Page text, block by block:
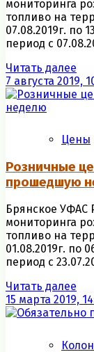
мониторинга
топливо на
07.08.2019г. по
период с
Читать далее
7 августа 2019,
Цены
Розничные
прошедшую
Брянское УФАС
мониторинга
топливо на
01.08.2019г. по
период с
Читать далее
15 марта 2019,